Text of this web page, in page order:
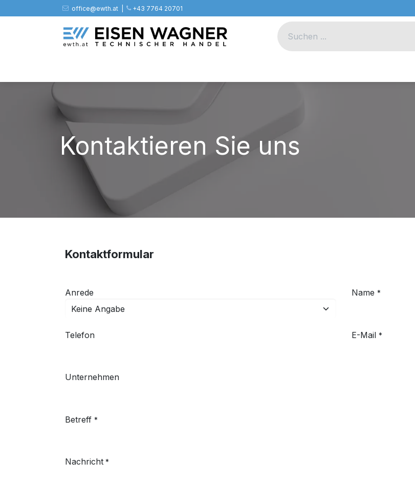
Zum Inhalt springenoffice@ewth.at | ​​​ +43 7764 20701
Kontaktieren Sie uns
Kontaktformular
Anrede Name *
Telefon E-Mail *
Unternehmen
Betreff *
Nachricht *